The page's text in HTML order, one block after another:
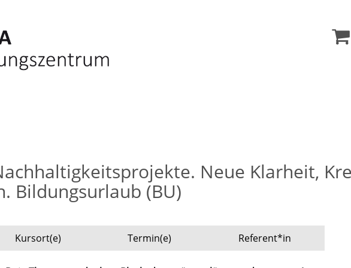
Neue Klarheit,
Bildungsurlaub (BU)
Kursort(e) Termin(e) Referent*in